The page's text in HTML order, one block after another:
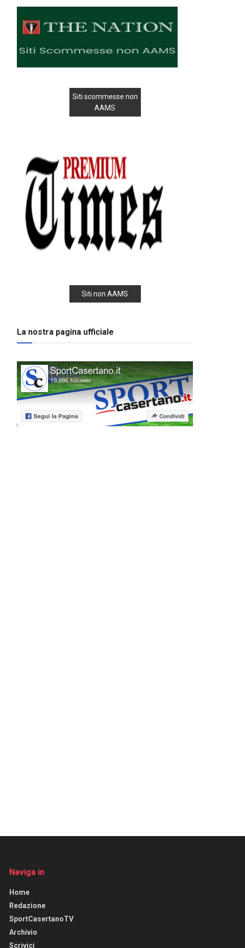
Siti scommesse non
AAMS
Siti non AAMS
La nostra pagina ufficiale
Naviga in
Home
Redazione
SportCasertanoTV
Archivio
Scrivici